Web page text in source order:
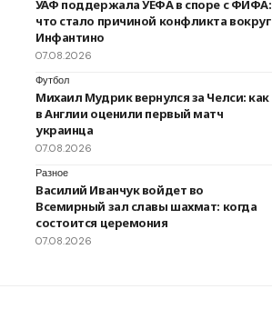
УАФ поддержала УЕФА в споре с ФИФА:
что стало причиной конфликта вокруг
Инфантино
07.08.2026
Футбол
Михаил Мудрик вернулся за Челси: как
в Англии оценили первый матч
украинца
07.08.2026
Разное
Василий Иванчук войдет во
Всемирный зал славы шахмат: когда
состоится церемония
07.08.2026